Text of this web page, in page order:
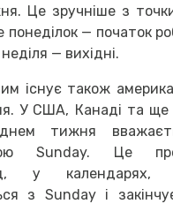
Це зручніше з
понеділок — початок
— вихідні.
існує також
У США, Канаді та ще
тижня
Sunday. Це
у
з Sunday і